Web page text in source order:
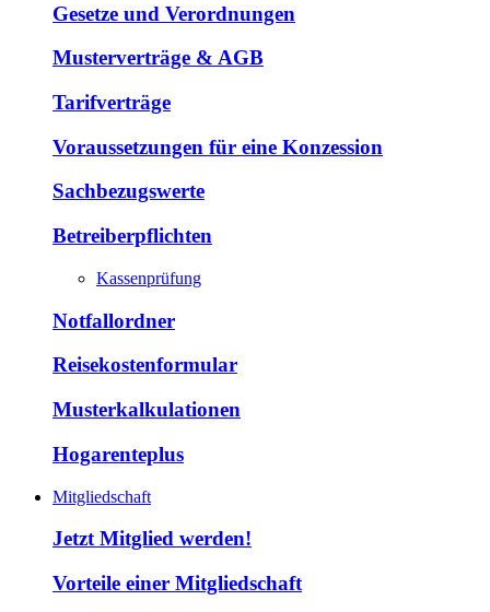
Gesetze und Verordnungen
Musterverträge & AGB
Tarifverträge
Voraussetzungen für eine Konzession
Sachbezugswerte
Betreiberpflichten
Kassenprüfung
Notfallordner
Reisekostenformular
Musterkalkulationen
Hogarenteplus
Mitgliedschaft
Jetzt Mitglied werden!
Vorteile einer Mitgliedschaft